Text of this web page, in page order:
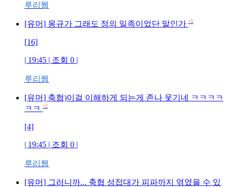
루리웹
[유머] 몽규가 그래도 정의 일족이었단 말인가 +5
[16]
| 19:45 | 조회 0 |
루리웹
[유머] 축협)이걸 이해하게 되는게 존나 웃기네 ㅋㅋㅋㅋ
ㅋㅋ
+2
[4]
| 19:45 | 조회 0 |
루리웹
[유머] 그러니까... 축협 성접대가 피파까지 엮였을 수 있